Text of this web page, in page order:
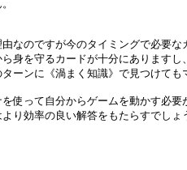
なのですが今のタイミングで必要な
身を守るカードが十分にあります
ンに《渦まく知識》で見つけても
使って自分からゲームを動かす必
り効率の良い解答をもたらすでしょ